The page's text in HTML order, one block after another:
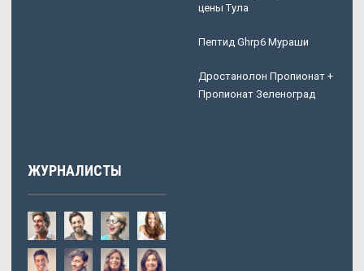
цены Тула
Пептид Ghrp6 Мураши
Дростанолон Пропионат +
Пропионат Зеленоград
ЖУРНАЛИСТЫ